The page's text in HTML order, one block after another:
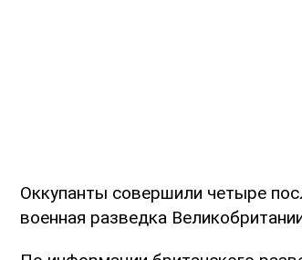
Оккупанты совершили четыре
военная разведка